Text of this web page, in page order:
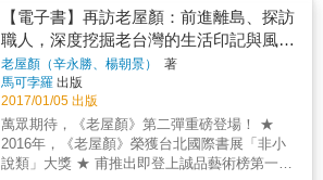
念館‧老屋町‧ ‧萬國戲院‧獄政博物館‧清木屋‧黎媽
的家‧十鼓仁糖文創園區‧ ‧同‧居 With Inn Hostel‧
設治紀念館‧阿之寶‧
現今中國文化裡的通俗怪譚。然而臺灣呢？從
以前到現在，從來沒有人以全面性、系譜性地
蒐集臺灣歷史典籍中出現過的妖怪、神魔與怪
譚的紀錄。 & 作者何敬堯花費數年構思、查找
資料、最終編寫成《妖怪臺灣：三百年島嶼奇
幻誌‧妖鬼神遊卷》這本書。蒐羅臺灣從四百年
前（1624年）到戰後（1945年），共計321年
之間，從臺灣的大航海時代、明鄭時代、清朝
航海時代、明鄭時代、清朝時代、到日本時
代，橫跨321年。 ‧囊括西方人、漢人、日本人
的文字記載，甚至包含原住民奇譚故事。 ‧分為
「妖怪」、「鬼魅」、「神靈」三大類，共計
229個形象鮮明、故事動人的臺灣特有妖鬼。 ‧
新銳漫畫家張季雅，投入一年心血，深入鑽
研，並融合臺灣島人文歷史風貌，以唯美畫風
呈現其中最知名的42個妖怪。 & 關於世界各地
妖怪的記錄：歐洲有古斯塔夫‧斯威布的《古代
【電子書】再訪老屋顏：前進離島、探訪
職人，深度挖掘老台灣的生活印記與風華
保存
老屋顏（辛永勝、楊朝景）
著
馬可孛羅 出版
2017/01/05 出版
萬眾期待，《老屋顏》第二彈重磅登場！ ★
2016年，《老屋顏》榮獲台北國際書展「非小
說類」大獎 ★ 甫推出即登上誠品藝術榜第一名